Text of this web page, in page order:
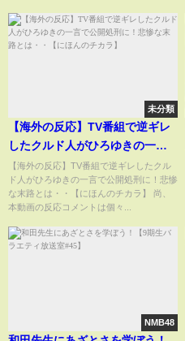
未分類
【海外の反応】TV番組で逆ギレ
したクルド人がひろゆきの一言
で公開処刑に！悲惨な末路と
は・・【にほんのチカラ】
【海外の反応】TV番組で逆ギレしたクル
ド人がひろゆきの一言で公開処刑に！悲惨
な末路とは・・【にほんのチカラ】 尚、
本動画の反応コメントは個々...
NMB48